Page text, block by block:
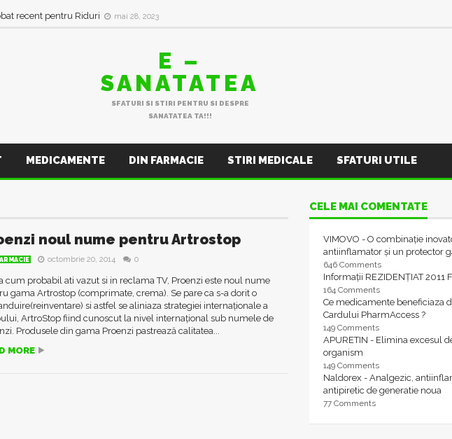
recent pentru Riduri mai 28, 2023
E –
SANATATEA
SFATURI SI STIRI PENTRU SI DESPRE
SANATATEA TA!!!
MEDICAMENTE DIN FARMACIE STIRI MEDICALE SFATURI UTILE
noul nume pentru Artrostop
octombrie 20, 2014 0
cum probabil ati vazut si in reclama TV, Proenzi este noul nume
gama Artrostop (comprimate, crema). Se pare ca s-a dorit o
si astfel se aliniaza strategiei internaționale a
ArtroStop fiind cunoscut la nivel internațional sub numele de
Produsele din gama Proenzi pastrează calitatea...
MORE
CELE MAI COMENTATE
VIMOVO - O combinație
antiinflamator și un protector
646 Comments
Informații REZIDENȚIAT 2011
164 Comments
Ce medicamente beneficiaza
Cardului PharmAccess ?
149 Comments
APURETIN - Elimina excesul
organism
149 Comments
Naldorex - Analgezic,
antipiretic de generatie noua
77 Comments